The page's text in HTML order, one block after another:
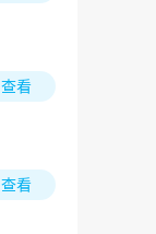
查看
查看